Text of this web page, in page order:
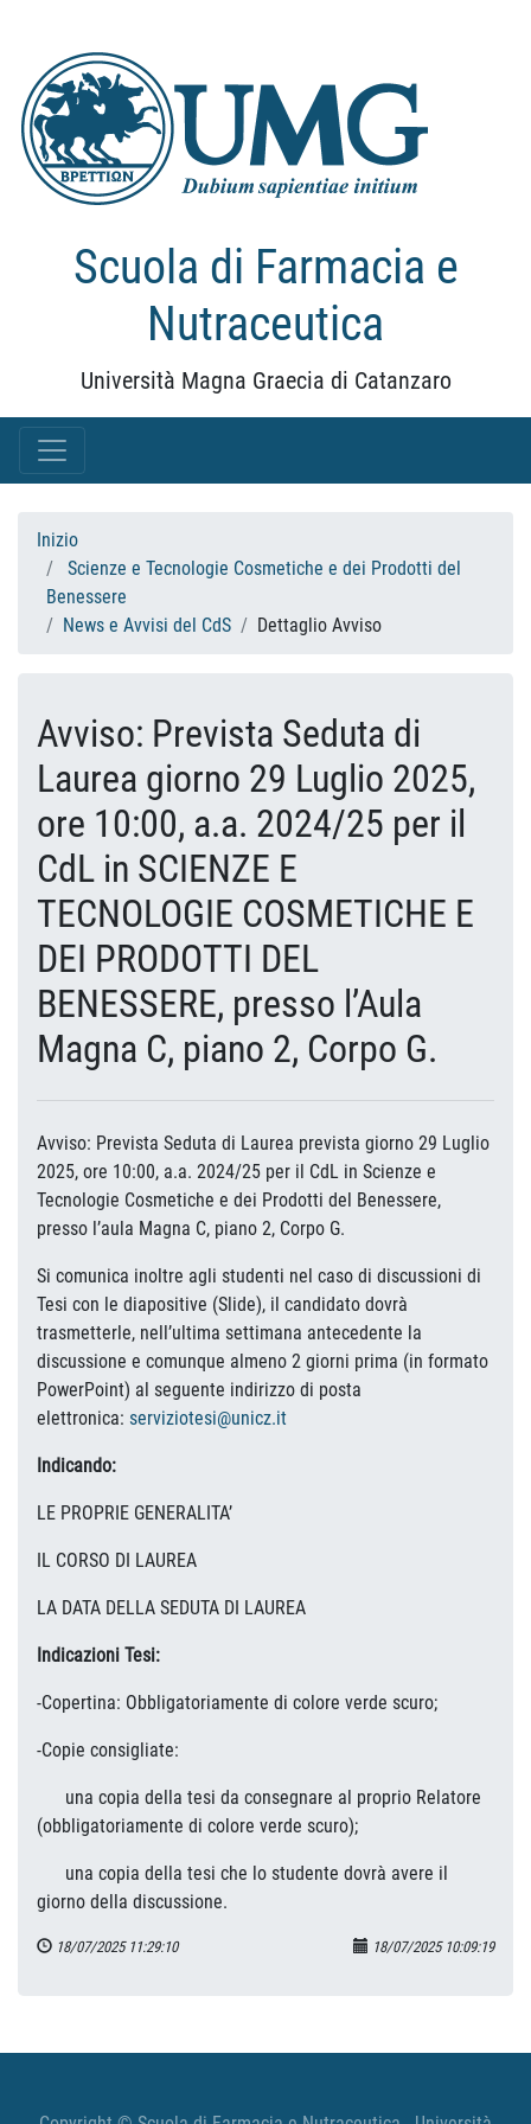
Scuola di Farmacia e
Nutraceutica
Università Magna Graecia di Catanzaro
Inizio
Scienze e Tecnologie Cosmetiche e dei Prodotti del
Benessere
News e Avvisi del CdS
Dettaglio Avviso
Avviso: Prevista Seduta di
Laurea giorno 29 Luglio 2025,
ore 10:00, a.a. 2024/25 per il
CdL in SCIENZE E
TECNOLOGIE COSMETICHE E
DEI PRODOTTI DEL
BENESSERE, presso l’Aula
Magna C, piano 2, Corpo G.
Avviso: Prevista Seduta di Laurea prevista giorno 29 Luglio
2025, ore 10:00, a.a. 2024/25 per il CdL in Scienze e
Tecnologie Cosmetiche e dei Prodotti del Benessere,
presso l’aula Magna C, piano 2, Corpo G.
Si comunica inoltre agli studenti nel caso di discussioni di
Tesi con le diapositive (Slide), il candidato dovrà
trasmetterle, nell’ultima settimana antecedente la
discussione e comunque almeno 2 giorni prima (in formato
PowerPoint) al seguente indirizzo di posta
elettronica: serviziotesi@unicz.it
Indicando:
LE PROPRIE GENERALITA’
IL CORSO DI LAUREA
LA DATA DELLA SEDUTA DI LAUREA
Indicazioni Tesi:
-Copertina: Obbligatoriamente di colore verde scuro;
-Copie consigliate:
una copia della tesi da consegnare al proprio Relatore
(obbligatoriamente di colore verde scuro);
una copia della tesi che lo studente dovrà avere il
giorno della discussione.
18/07/2025 11:29:10 18/07/2025 10:09:19